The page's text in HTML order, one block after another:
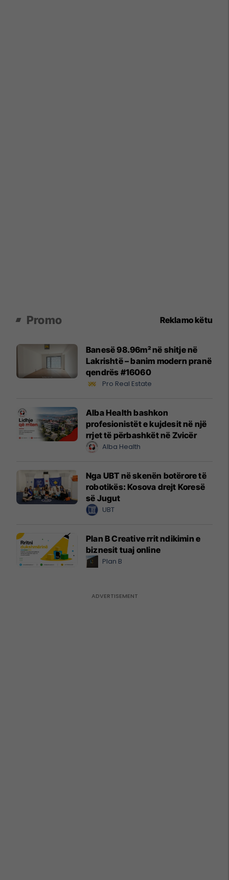
Promo Reklamo këtu
Banesë 98.96m² në shitje në
Lakrishtë – banim modern pranë
qendrës #16060
Pro Real Estate
Alba Health bashkon
profesionistët e kujdesit në një
rrjet të përbashkët në Zvicër
Alba Health
Nga UBT në skenën botërore të
robotikës: Kosova drejt Koresë
së Jugut
UBT
Plan B Creative rrit ndikimin e
biznesit tuaj online
Plan B